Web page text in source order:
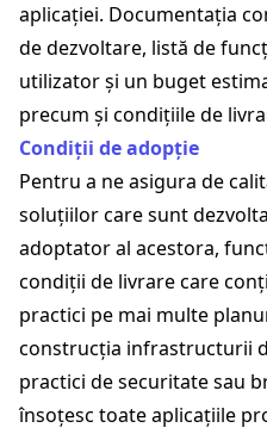
aplicației. Documentația
de dezvoltare, listă de
utilizator și un buget
precum și condițiile de
Condiții de adopție
Pentru a ne asigura de
soluțiilor care sunt
adoptator al acestora,
condiții de livrare care
practici pe mai multe
construcția infrastructurii
practici de securitate sau
însoțesc toate aplicațiile